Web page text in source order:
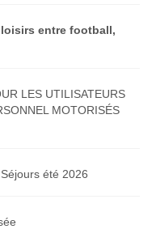
entre football,
LES UTILISATEURS
MOTORISÉS
été 2026